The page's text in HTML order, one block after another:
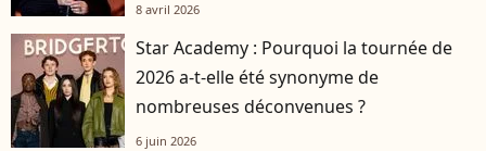
8 avril 2026
Star Academy : Pourquoi la tournée de
2026 a-t-elle été synonyme de
nombreuses déconvenues ?
6 juin 2026